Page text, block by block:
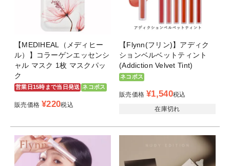
【MEDIHEAL（メディヒー
ル）】コラーゲンエッセンシ
ャル マスク 1枚 マスクパッ
ク
営業日15時まで当日発送 ネコポス
販売価格 ¥220税込
【Flynn(フリン)】アディク
ションベルベットティント
(Addiction Velvet Tint)
ネコポス
販売価格 ¥1,540税込
在庫切れ